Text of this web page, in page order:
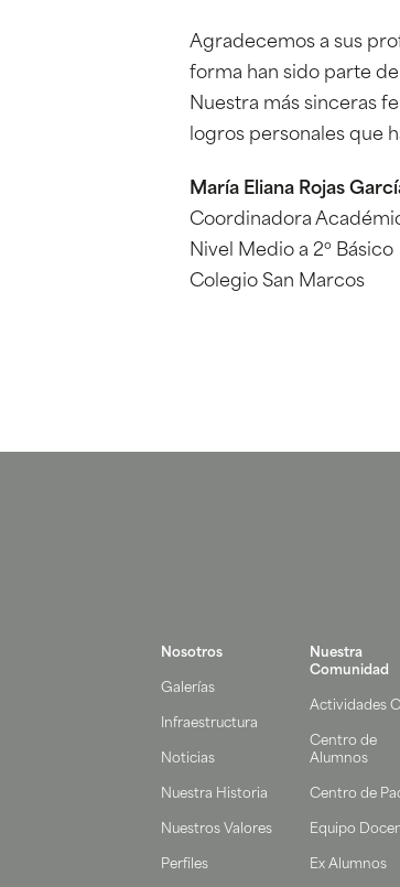
Agradecemos a sus
forma han sido parte de
Nuestra más sinceras
logros personales que
María Eliana Rojas
Coordinadora
Nivel Medio a 2º Básico
Colegio San Marcos
Nosotros
Galerías
Infraestructura
Noticias
Nuestra Historia
Nuestros Valores
Perfiles
Nuestra
Comunidad
Actividades
Centro de
Alumnos
Centro de
Equipo
Ex Alumnos